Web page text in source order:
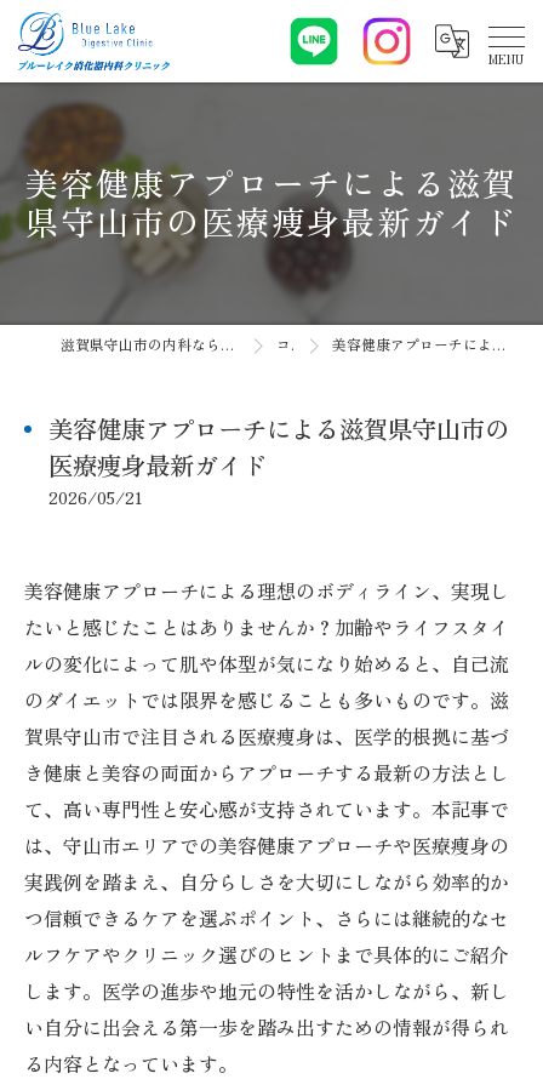
美容健康アプローチによる滋賀
県守山市の医療痩身最新ガイド
滋賀県守山市の内科ならブルーレイク消化器内科クリニック コラム 美容健康アプローチによる滋賀県守山市の医療痩身最新ガイド
美容健康アプローチによる滋賀県守山市の
医療痩身最新ガイド
2026/05/21
美容健康アプローチによる理想のボディライン、実現し
たいと感じたことはありませんか？加齢やライフスタイ
ルの変化によって肌や体型が気になり始めると、自己流
のダイエットでは限界を感じることも多いものです。滋
賀県守山市で注目される医療痩身は、医学的根拠に基づ
き健康と美容の両面からアプローチする最新の方法とし
て、高い専門性と安心感が支持されています。本記事で
は、守山市エリアでの美容健康アプローチや医療痩身の
実践例を踏まえ、自分らしさを大切にしながら効率的か
つ信頼できるケアを選ぶポイント、さらには継続的なセ
ルフケアやクリニック選びのヒントまで具体的にご紹介
します。医学の進歩や地元の特性を活かしながら、新し
い自分に出会える第一歩を踏み出すための情報が得られ
る内容となっています。